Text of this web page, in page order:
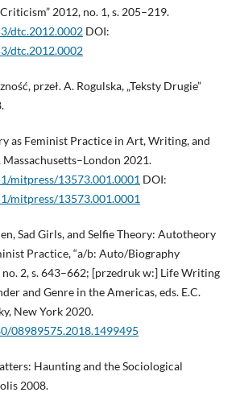
2012, no. 1, s. 205–219.
dtc.2012.0002DOI:
dtc.2012.0002
przeł. A. Rogulska, „Teksty Drugie”
as Feminist Practice in Art, Writing, and
2021.
mitpress/13573.001.0001 DOI:
mitpress/13573.001.0001
Sad Girls, and Selfie Theory: Autotheory
Practice, “a/b: Auto/Biography
no. 2, s. 643–662; [przedruk w:] Life Writing
and Genre in the Americas, eds. E.C.
New York 2020.
08989575.2018.1499495
Haunting and the Sociological
2008.